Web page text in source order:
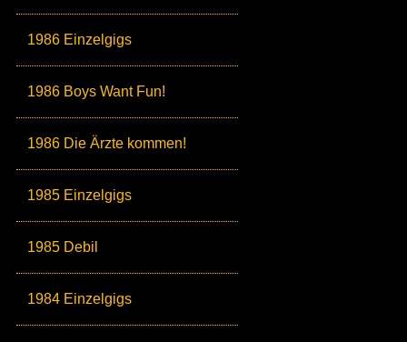
1986 Einzelgigs
1986 Boys Want Fun!
1986 Die Ärzte kommen!
1985 Einzelgigs
1985 Debil
1984 Einzelgigs